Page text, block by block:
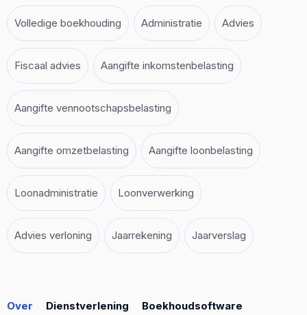
Volledige boekhouding Administratie Advies
Fiscaal advies Aangifte inkomstenbelasting
Aangifte vennootschapsbelasting
Aangifte omzetbelasting Aangifte loonbelasting
Loonadministratie Loonverwerking
Advies verloning Jaarrekening Jaarverslag
Over Dienstverlening Boekhoudsoftware